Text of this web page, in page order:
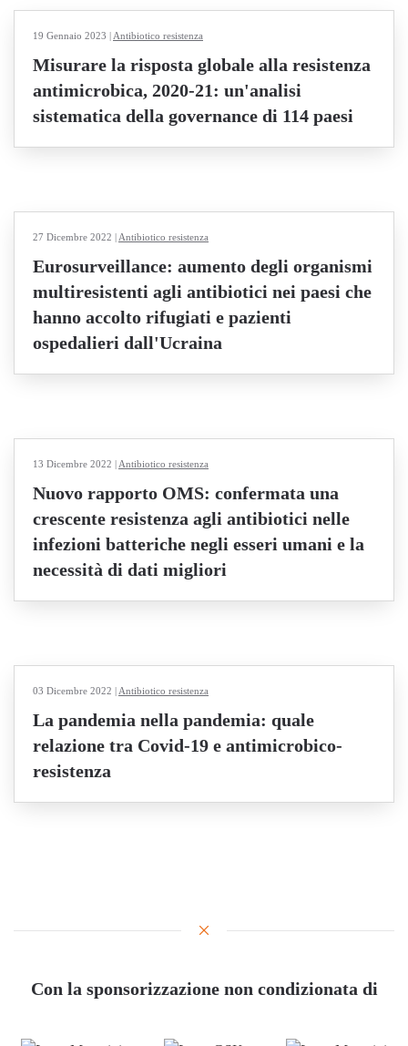
19 Gennaio 2023 | Antibiotico resistenza
Misurare la risposta globale alla resistenza
antimicrobica, 2020-21: un'analisi
sistematica della governance di 114 paesi
27 Dicembre 2022 | Antibiotico resistenza
Eurosurveillance: aumento degli organismi
multiresistenti agli antibiotici nei paesi che
hanno accolto rifugiati e pazienti
ospedalieri dall'Ucraina
13 Dicembre 2022 | Antibiotico resistenza
Nuovo rapporto OMS: confermata una
crescente resistenza agli antibiotici nelle
infezioni batteriche negli esseri umani e la
necessità di dati migliori
03 Dicembre 2022 | Antibiotico resistenza
La pandemia nella pandemia: quale
relazione tra Covid-19 e antimicrobico-
resistenza
Con la sponsorizzazione non condizionata di